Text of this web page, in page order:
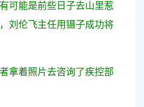
可能是前些日子去山里惹
刘伦飞主任用镊子成功将
拿着照片去咨询了疾控部